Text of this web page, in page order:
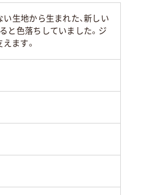
高機能ポプリン(ポリ
生地から生まれた、新しい
と色落ちしていました。ジ
ます。